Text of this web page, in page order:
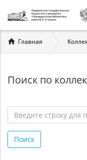
Вы
здесь
Главная
Поиск по
строку
для
Поиск